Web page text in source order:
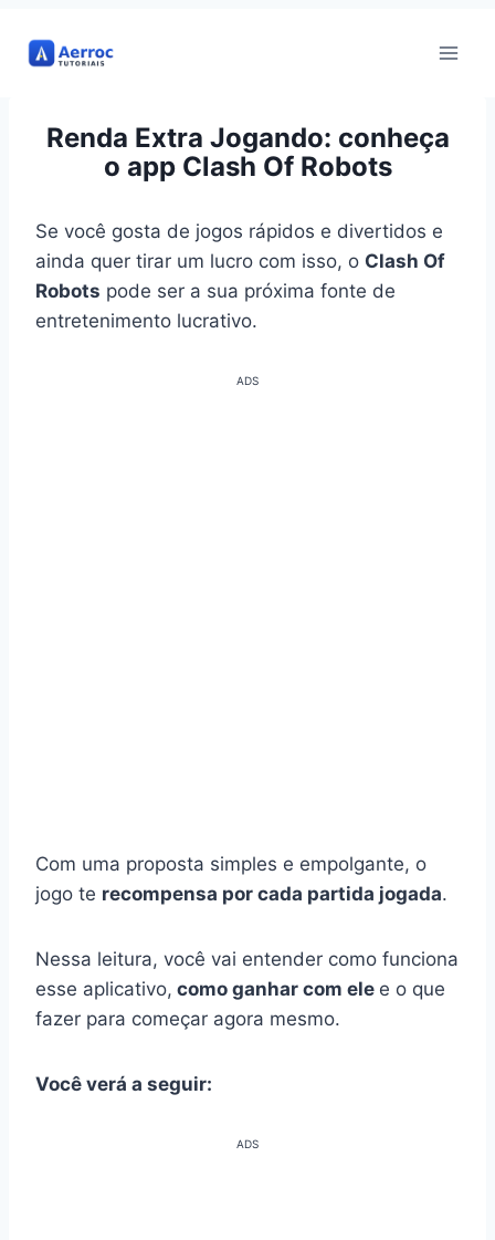
para
Renda Extra Jogando: conheça
o app Clash Of Robots
Se você gosta de jogos rápidos e divertidos e
ainda quer tirar um lucro com isso, o Clash Of
Robots pode ser a sua próxima fonte de
entretenimento lucrativo.
ADS
Com uma proposta simples e empolgante, o
jogo te recompensa por cada partida jogada.
Nessa leitura, você vai entender como funciona
esse aplicativo, como ganhar com ele e o que
fazer para começar agora mesmo.
Você verá a seguir:
ADS